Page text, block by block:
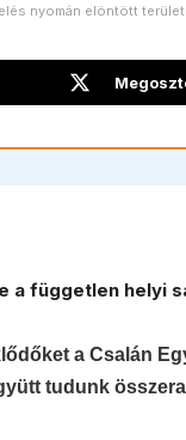
nyomán elöntött
a független helyi
a Csalán
tudunk